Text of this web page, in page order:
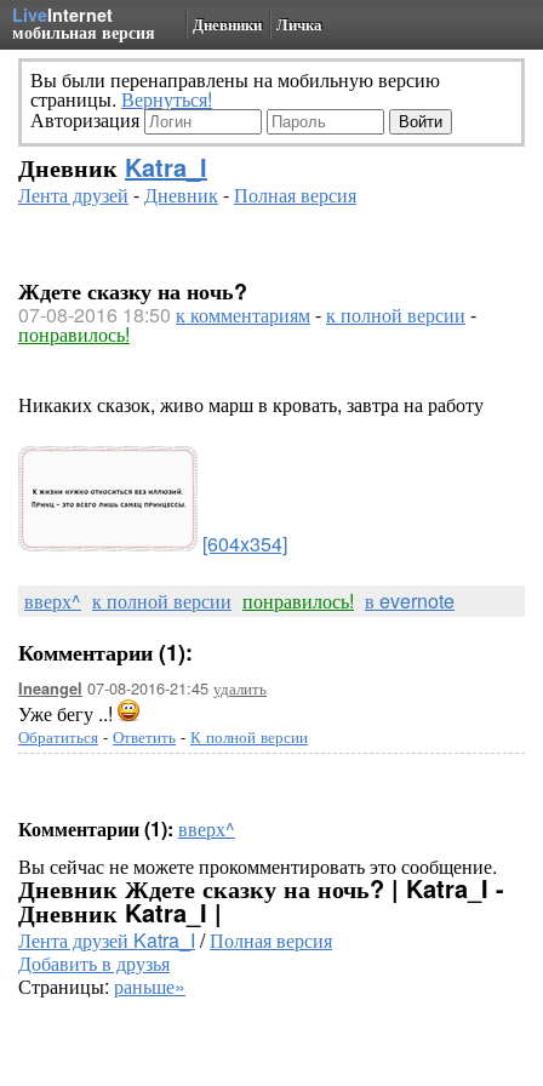
LiveInternet
мобильная версия Дневники Личка
Вы были перенаправлены на мобильную версию
страницы. Вернуться!
Авторизация
Дневник Katra_I
Лента друзей -Дневник-Полная версия
Ждете сказку на ночь?
07-08-2016 18:50 к комментариям-к полной версии -
понравилось!
Никаких сказок, живо марш в кровать, завтра на работу
[604x354]
вверх^ к полной версии понравилось! в evernote
Комментарии (1):
Ineangel 07-08-2016-21:45 удалить
Уже бегу ..!
Обратиться - Ответить - К полной версии
Комментарии (1): вверх^
Вы сейчас не можете прокомментировать это сообщение.
Дневник Ждете сказку на ночь? | Katra_I -
Дневник Katra_I |
Лента друзей Katra_I /Полная версия
Добавить в друзья
Страницы: раньше»